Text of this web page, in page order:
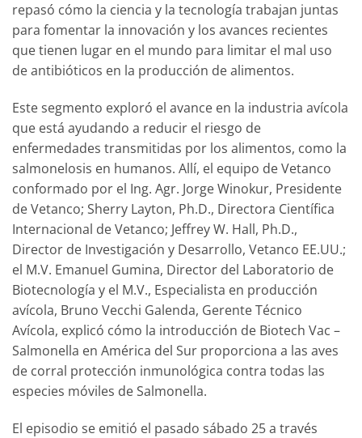
repasó cómo la ciencia y la tecnología trabajan juntas
para fomentar la innovación y los avances recientes
que tienen lugar en el mundo para limitar el mal uso
de antibióticos en la producción de alimentos.
Este segmento exploró el avance en la industria avícola
que está ayudando a reducir el riesgo de
enfermedades transmitidas por los alimentos, como la
salmonelosis en humanos. Allí, el equipo de Vetanco
conformado por el Ing. Agr. Jorge Winokur, Presidente
de Vetanco; Sherry Layton, Ph.D., Directora Científica
Internacional de Vetanco; Jeffrey W. Hall, Ph.D.,
Director de Investigación y Desarrollo, Vetanco EE.UU.;
el M.V. Emanuel Gumina, Director del Laboratorio de
Biotecnología y el M.V., Especialista en producción
avícola, Bruno Vecchi Galenda, Gerente Técnico
Avícola, explicó cómo la introducción de Biotech Vac –
Salmonella en América del Sur proporciona a las aves
de corral protección inmunológica contra todas las
especies móviles de Salmonella.
El episodio se emitió el pasado sábado 25 a través